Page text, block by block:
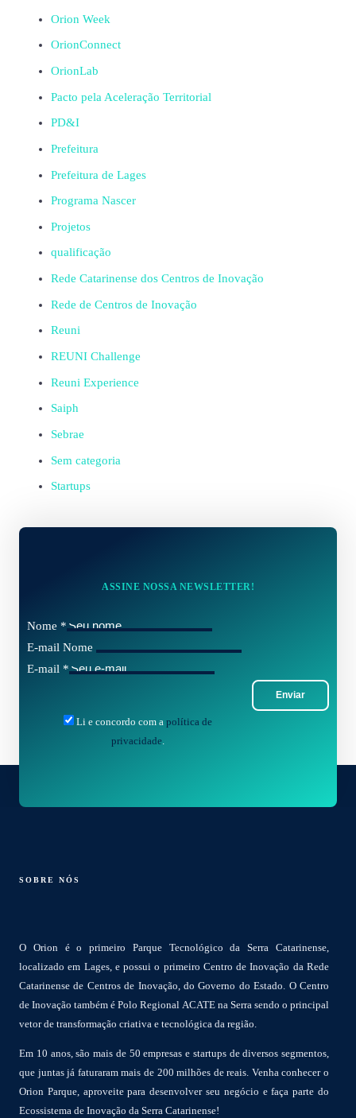
Orion Week
OrionConnect
OrionLab
Pacto pela Aceleração Territorial
PD&I
Prefeitura
Prefeitura de Lages
Programa Nascer
Projetos
qualificação
Rede Catarinense dos Centros de Inovação
Rede de Centros de Inovação
Reuni
REUNI Challenge
Reuni Experience
Saiph
Sebrae
Sem categoria
Startups
ASSINE NOSSA NEWSLETTER!
Nome *
E-mail Nome
E-mail *
Enviar
Li e concordo com a política de
privacidade.
SOBRE NÓS
O Orion é o primeiro Parque Tecnológico da Serra Catarinense,
localizado em Lages, e possui o primeiro Centro de Inovação da Rede
Catarinense de Centros de Inovação, do Governo do Estado. O Centro
de Inovação também é Polo Regional ACATE na Serra sendo o principal
vetor de transformação criativa e tecnológica da região.
Em 10 anos, são mais de 50 empresas e startups de diversos segmentos,
que juntas já faturaram mais de 200 milhões de reais. Venha conhecer o
Orion Parque, aproveite para desenvolver seu negócio e faça parte do
Ecossistema de Inovação da Serra Catarinense!